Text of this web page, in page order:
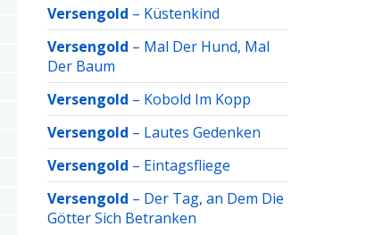
Versengold – Küstenkind
Versengold – Mal Der Hund, Mal
Der Baum
Versengold – Kobold Im Kopp
Versengold – Lautes Gedenken
Versengold – Eintagsfliege
Versengold – Der Tag, an Dem Die
Götter Sich Betranken